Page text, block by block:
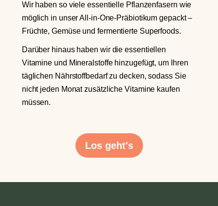
Wir haben so viele essentielle Pflanzenfasern wie
möglich in unser All-in-One-Präbiotikum gepackt –
Früchte, Gemüse und fermentierte Superfoods.
Darüber hinaus haben wir die essentiellen
Vitamine und Mineralstoffe hinzugefügt, um Ihren
täglichen Nährstoffbedarf zu decken, sodass Sie
nicht jeden Monat zusätzliche Vitamine kaufen
müssen.
Los geht's